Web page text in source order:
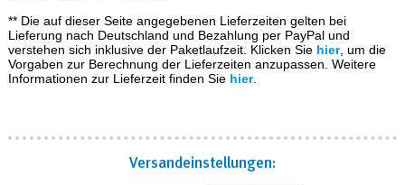
** Die auf dieser Seite angegebenen Lieferzeiten gelten bei
Lieferung nach Deutschland und Bezahlung per PayPal und
verstehen sich inklusive der Paketlaufzeit. Klicken Sie hier, um die
Vorgaben zur Berechnung der Lieferzeiten anzupassen. Weitere
Informationen zur Lieferzeit finden Sie hier.
Versand­einstellungen: